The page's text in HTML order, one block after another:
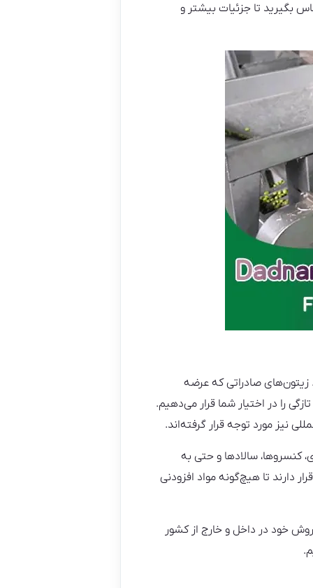
بگیرید تا جزئیات بیشتر و
زیتون‌های صادراتی که عرضه
را در اختیار شما قرار می‌دهیم.
نیز مورد توجه قرار گرفته‌اند.
کنسروها، سالادها و حتی به
دارند تا هیچ‌گونه مواد افزودنی
خود در داخل و خارج از کشور